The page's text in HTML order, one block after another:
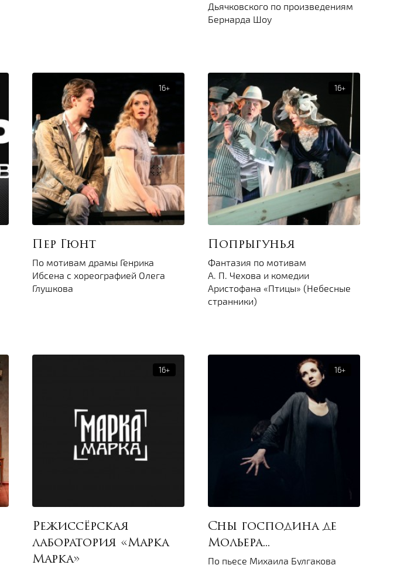
Дьячковского по произведениям
Бернарда Шоу
Пер Гюнт
По мотивам драмы Генрика
Ибсена с хореографией Олега
Глушкова
Попрыгунья
Фантазия по мотивам
А. П. Чехова и комедии
Аристофана «Птицы» (Небесные
странники)
Режиссёрская
лаборатория «Марка
Марка»
Сны господина де
Мольера...
По пьесе Михаила Булгакова